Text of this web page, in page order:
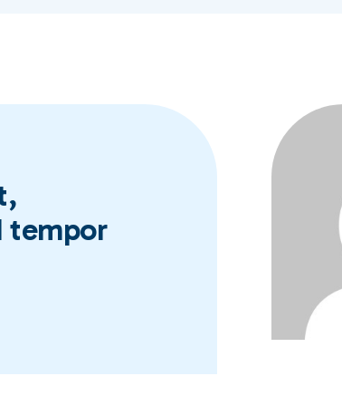
Space-Maintainer
tempor